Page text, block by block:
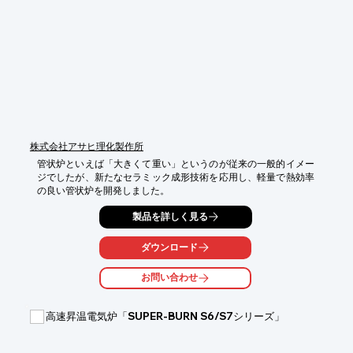
株式会社アサヒ理化製作所
管状炉といえば「大きくて重い」というのが従来の一般的イメー
ジでしたが、新たなセラミック成形技術を応用し、軽量で熱効率
の良い管状炉を開発しました。
製品を詳しく見る
ダウンロード
お問い合わせ
高速昇温電気炉「SUPER-BURN S6/S7シリーズ」